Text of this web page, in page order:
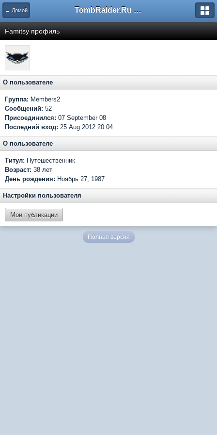
← Домой TombRaider.Ru - Форумы
Famitsy профиль
О пользователе
Группа: Members2
Сообщений: 52
Присоединился: 07 September 08
Последний вход: 25 Aug 2012 20:04
О пользователе
Титул: Путешественник
Возраст: 38 лет
День рождения: Ноябрь 27, 1987
Настройки пользователя
Мои публикации
Полная версия